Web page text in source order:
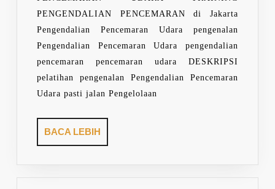
PENGENDALIAN PENCEMARAN di Jakarta
Pengendalian Pencemaran Udara pengenalan
Pengendalian Pencemaran Udara pengendalian
pencemaran pencemaran udara DESKRIPSI
pelatihan pengenalan Pengendalian Pencemaran
Udara pasti jalan Pengelolaan
BACA LEBIH
LEBIH